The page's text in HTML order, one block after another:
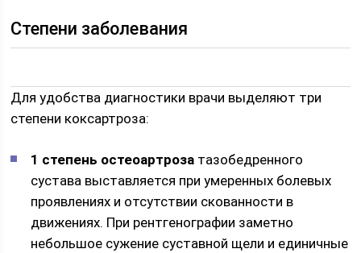
Степени заболевания
Для удобства диагностики врачи выделяют три
степени коксартроза:
1 степень остеоартроза тазобедренного
сустава выставляется при умеренных болевых
проявлениях и отсутствии скованности в
движениях. При рентгенографии заметно
небольшое сужение суставной щели и единичные